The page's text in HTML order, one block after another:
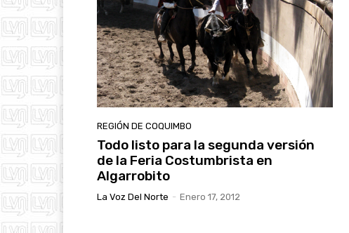
REGIÓN DE COQUIMBO
Todo listo para la segunda versión
de la Feria Costumbrista en
Algarrobito
La Voz Del Norte - Enero 17, 2012